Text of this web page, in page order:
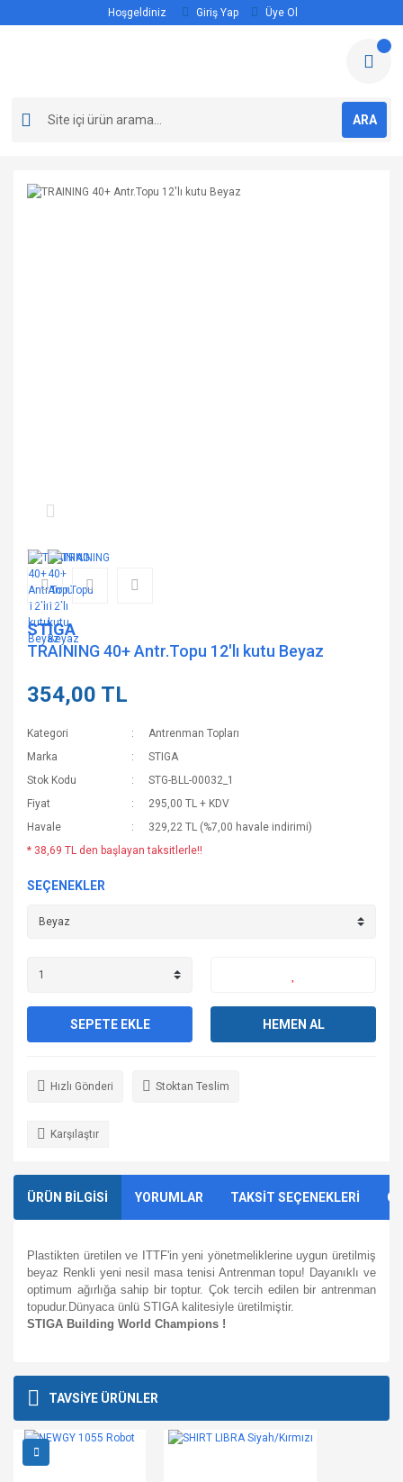
Hoşgeldiniz Giriş Yap Üye Ol
ARA
STIGA
TRAINING 40+ Antr.Topu 12'lı kutu Beyaz
354,00 TL
Kategori
Antrenman Topları
Marka
STIGA
Stok Kodu
STG-BLL-00032_1
Fiyat
295,00 TL + KDV
Havale
329,22 TL (%7,00 havale indirimi)
* 38,69 TL den başlayan taksitlerle!!
SEÇENEKLER
SEPETE EKLE HEMEN AL
Hızlı Gönderi Stoktan Teslim
Karşılaştır
ÜRÜN BİLGİSİ YORUMLAR TAKSİT SEÇENEKLERİ
Plastikten üretilen ve ITTF'in yeni yönetmeliklerine uygun üretilmiş
beyaz Renkli yeni nesil masa tenisi Antrenman topu! Dayanıklı ve
optimum ağırlığa sahip bir toptur. Çok tercih edilen bir antrenman
topudur.Dünyaca ünlü STIGA kalitesiyle üretilmiştir.
STIGA Building World Champions !
Bu ürüne ilk yorumu siz yapın!
kullanarak tarafımıza iletebilirsiniz.
Görüş ve önerileriniz için teşekkür ederiz.
TAVSİYE ÜRÜNLER